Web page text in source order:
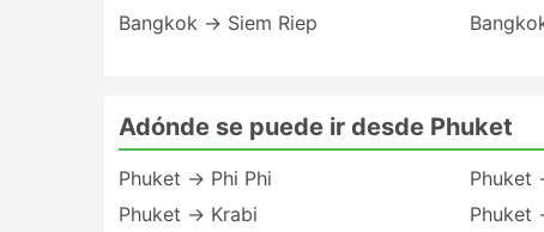
Bangkok → Siem Riep
Adónde se puede ir desde Phuket
Phuket → Phi Phi
Phuket → Krabi
Phuket
Phuket